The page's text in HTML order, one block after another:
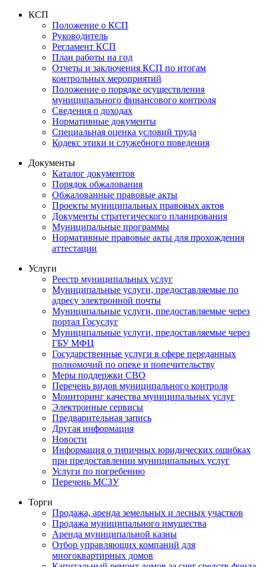
КСП
Положение о КСП
Руководитель
Регламент КСП
План работы на год
Отчеты и заключения КСП по итогам
контрольных мероприятий
Положение о порядке осуществления
муниципального финансового контроля
Сведения о доходах
Нормативные документы
Специальная оценка условий труда
Кодекс этики и служебного поведения
Документы
Каталог документов
Порядок обжалования
Обжалованные правовые акты
Проекты муниципальных правовых актов
Документы стратегического планирования
Муниципальные программы
Нормативные правовые акты для прохождения
аттестации
Услуги
Реестр муниципальных услуг
Муниципальные услуги, предоставляемые по
адресу электронной почты
Муниципальные услуги, предоставляемые через
портал Госуслуг
Муниципальные услуги, предоставляемые через
ГБУ МФЦ
Государственные услуги в сфере переданных
полномочий по опеке и попечительству
Меры поддержки СВО
Перечень видов муниципального контроля
Мониторинг качества муниципальных услуг
Электронные сервисы
Предварительная запись
Другая информация
Новости
Информация о типичных юридических ошибках
при предоставлении муниципальных услуг
Услуги по погребению
Перечень МСЗУ
Торги
Продажа, аренда земельных и лесных участков
Продажа муниципального имущества
Аренда муниципальной казны
Отбор управляющих компаний для
многоквартирных домов